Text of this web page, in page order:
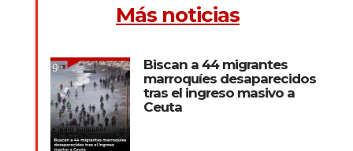
Más noticias
Biscan a 44 migrantes
marroquíes desaparecidos
tras el ingreso masivo a
Ceuta